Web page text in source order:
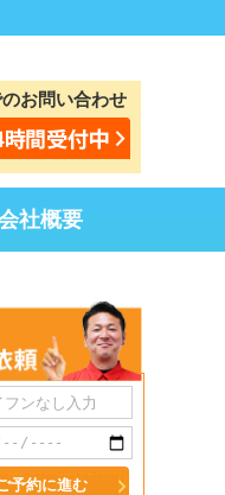
のお問い合わせ
社概要